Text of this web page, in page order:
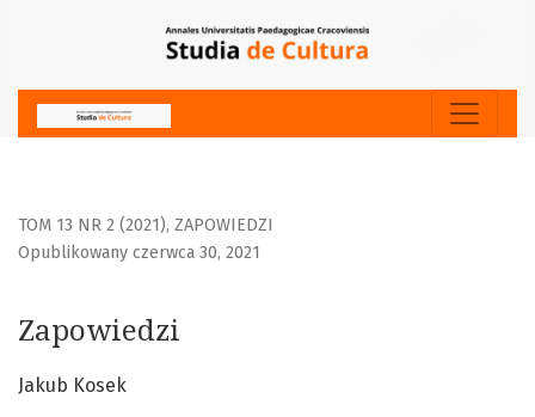
TOM 13 NR 2 (2021), ZAPOWIEDZI
Zapowiedzi
Opublikowany czerwca 30, 2021
Jakub Kosek